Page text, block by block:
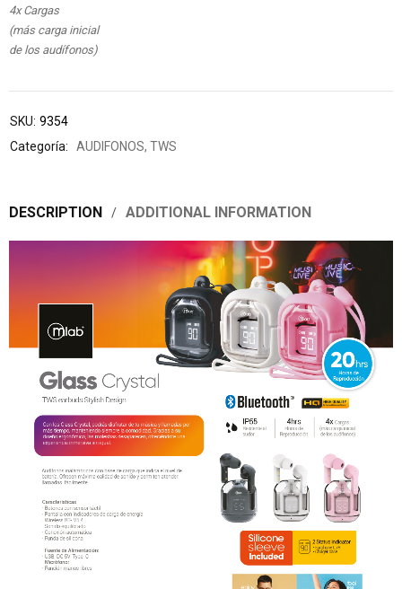
4x Cargas
(más carga inicial
de los audífonos)
SKU: 9354
Categoría:
AUDIFONOS, TWS
DESCRIPTION ADDITIONAL INFORMATION